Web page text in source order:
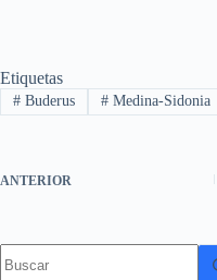
Etiquetas
#Buderus #Medina-Sidonia
ANTERIOR
resultados